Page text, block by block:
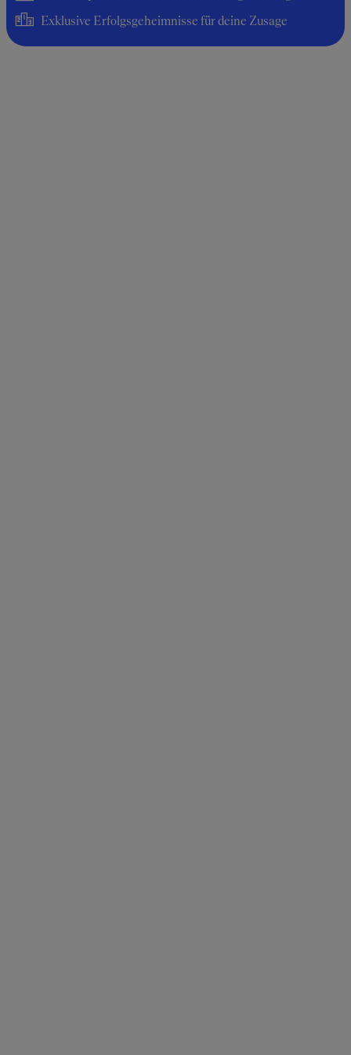
Exklusive Erfolgsgeheimnisse für deine Zusage